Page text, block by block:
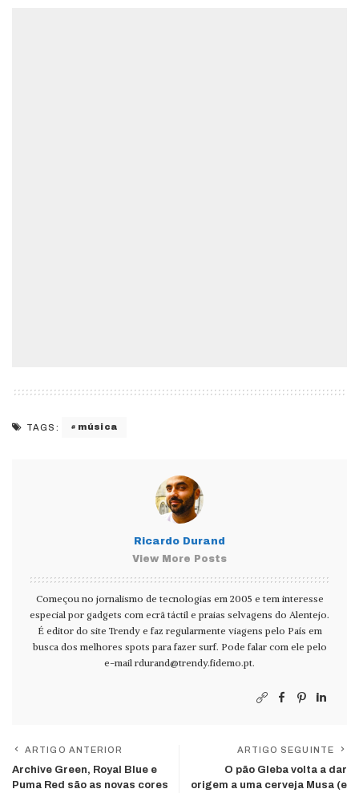
TAGS: música
Ricardo Durand
View More Posts
Começou no jornalismo de tecnologias em 2005 e tem interesse
especial por gadgets com ecrã táctil e praias selvagens do Alentejo.
É editor do site Trendy e faz regularmente viagens pelo País em
busca dos melhores spots para fazer surf. Pode falar com ele pelo
e-mail rdurand@trendy.fidemo.pt.
ARTIGO ANTERIOR
Archive Green, Royal Blue e
Puma Red são as novas cores
ARTIGO SEGUINTE
O pão Gleba volta a dar
origem a uma cerveja Musa (e